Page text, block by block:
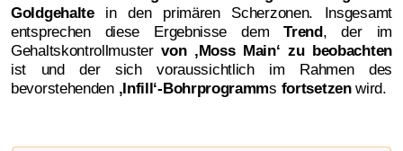
Goldgehaltein den primären Scherzonen. Insgesamt
entsprechen diese Ergebnisse demTrend, der im
Gehaltskontrollmustervon ‚Moss Main‘ zu beobachten
ist und der sich voraussichtlich im Rahmen des
bevorstehenden ‚Infill‘-Bohrprogramms fortsetzenwird.